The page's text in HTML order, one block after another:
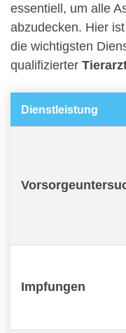
essentiell, um alle
abzudecken. Hier
die wichtigsten
qualifizierter
Dienstleistung
Impfungen